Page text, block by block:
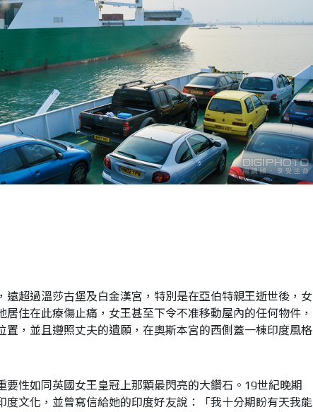
遠超過溫莎古堡及白金漢宮，特別是在亞伯特親王逝世後，女
居住在此療傷止痛，女王甚至下令不准移動屋內的任何物件，
置，並且遵照丈夫的遺願，在奧斯本宮的西側蓋一棟印度風格
要性如同英國女王皇冠上那顆最閃亮的大鑽石。19世紀晚期
度文化，並曾寫信給她的印度好友說：「我十分期盼有天我能